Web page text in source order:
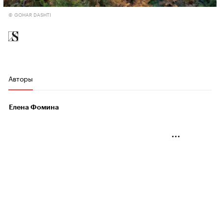
© GOHAR DASHTI
Авторы
Елена Фомина